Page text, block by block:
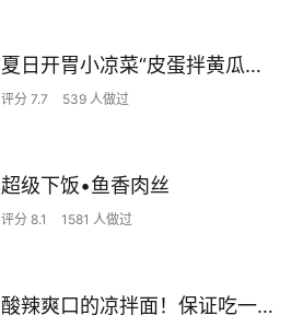
夏日开胃小凉菜“皮蛋拌黄瓜🥒”开胃减脂
评分 7.7 539 人做过
超级下饭•鱼香肉丝
评分 8.1 1581 人做过
酸辣爽口的凉拌面！保证吃一次就上瘾